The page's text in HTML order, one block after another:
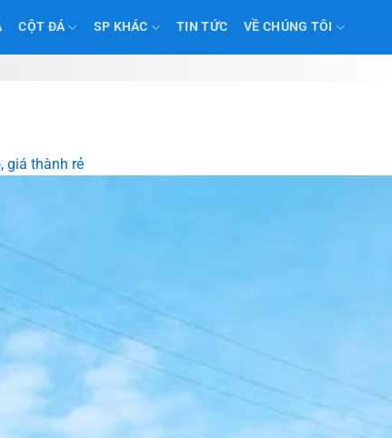
CỘT ĐÁ SP KHÁC TIN TỨC VỀ CHÚNG TÔI
giá thành rẻ